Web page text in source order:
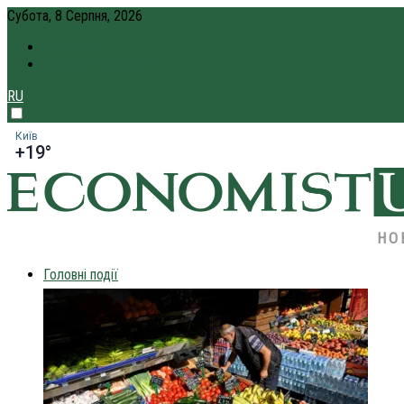
Субота, 8 Серпня, 2026
RU
Київ
+19°
Головні події